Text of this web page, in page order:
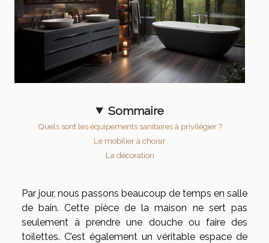
Sommaire
Quels sont les équipements sanitaires à privilégier ?
Le mobilier à choisir
La décoration
Par jour, nous passons beaucoup de temps en salle
de bain. Cette pièce de la maison ne sert pas
seulement à prendre une douche ou faire des
toilettes. C’est également un véritable espace de